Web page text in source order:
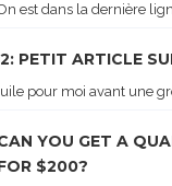
est dans la dernière
PETIT ARTICLE
pour moi avant une
YOU GET A
$200?